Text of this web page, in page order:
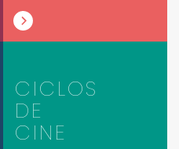
CICLOS
DE
CINE